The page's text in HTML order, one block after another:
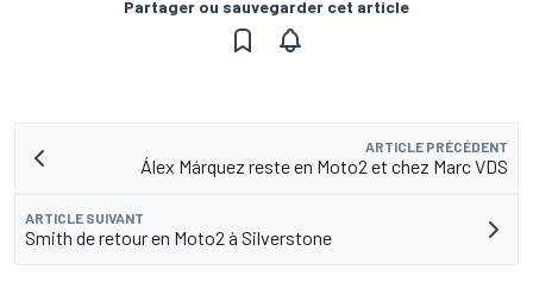
Partager ou sauvegarder cet article
ARTICLE PRÉCÉDENT
Álex Márquez reste en Moto2 et chez Marc VDS
ARTICLE SUIVANT
Smith de retour en Moto2 à Silverstone